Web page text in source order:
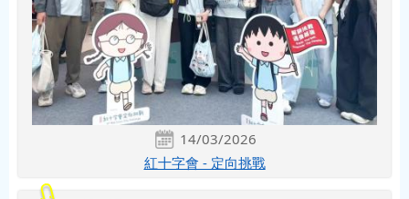
14/03/2026
紅十字會 - 定向挑戰